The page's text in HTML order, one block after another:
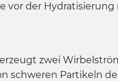
vor der Hydratisierung
zwei
schweren Partikeln